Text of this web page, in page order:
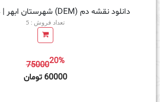
دانلود نقشه دم (DEM) شهرستان ابهر | دقت 30 متر
تعداد فروش : 5
7500020%
60000 تومان